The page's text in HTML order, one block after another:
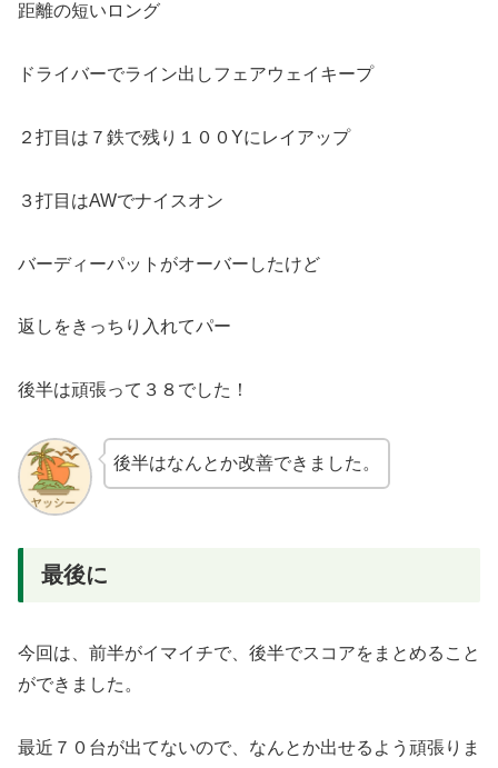
距離の短いロング
ドライバーでライン出しフェアウェイキープ
２打目は７鉄で残り１００Yにレイアップ
３打目はAWでナイスオン
バーディーパットがオーバーしたけど
返しをきっちり入れてパー
後半は頑張って３８でした！
後半はなんとか改善できました。
最後に
今回は、前半がイマイチで、後半でスコアをまとめること
ができました。
最近７０台が出てないので、なんとか出せるよう頑張りま